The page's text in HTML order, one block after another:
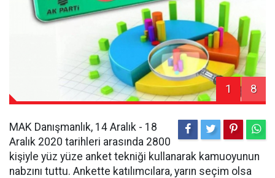
1 8
MAK Danışmanlık, 14 Aralık - 18
Aralık 2020 tarihleri arasında 2800
kişiyle yüz yüze anket tekniği kullanarak kamuoyunun
nabzını tuttu. Ankette katılımcılara, yarın seçim olsa